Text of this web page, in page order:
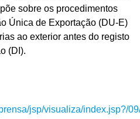
sobre os procedimentos
Única de Exportação (DU-E)
ao exterior antes do registo
(DI).
jsp/visualiza/index.jsp?/